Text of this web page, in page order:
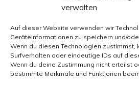
verwalten
Auf dieser Website verwenden wir
Geräteinformationen zu speichern und/
Wenn du diesen Technologien zustimmst,
Surfverhalten oder eindeutige IDs auf
Wenn du deine Zustimmung nicht erteilst
bestimmte Merkmale und Funktionen
Übergriffen, sondern auch
Reduktion destabilisierender
zu verstehen.
Wir haben in dieser Zeit zwei
ein junger (alleinstehender)
Alkoholismus abgeglitten. Diese